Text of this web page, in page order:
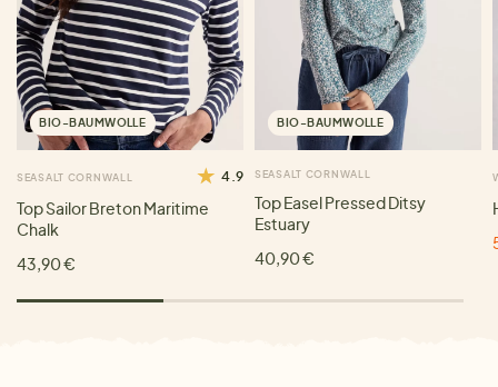
BIO-BAUMWOLLE
SEASALT CORNWALL 4.9
Top Sailor Breton Maritime
Chalk
43,90 €
BIO-BAUMWOLLE
SEASALT CORNWALL
Top Easel Pressed Ditsy
Estuary
40,90 €